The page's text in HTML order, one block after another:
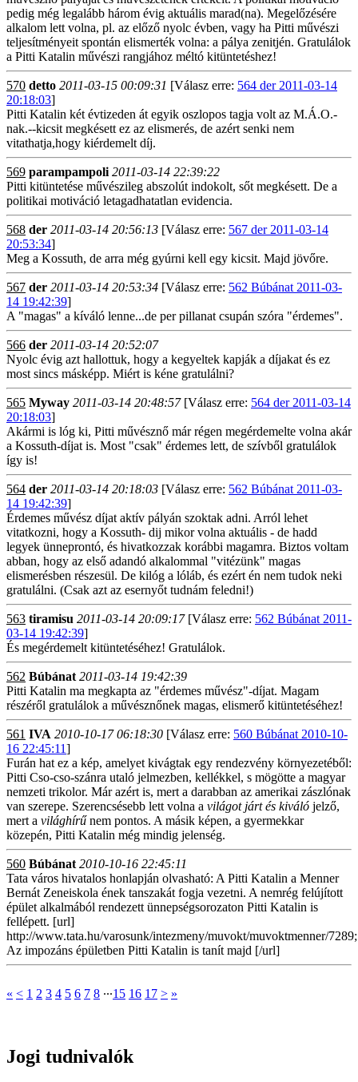
pedig még legalább három évig aktuális marad(na). Megelőzésére
alkalom lett volna, pl. az előző nyolc évben, vagy ha Pitti művészi
teljesítményeit spontán elismerték volna: a pálya zenitjén. Gratulálok
a Pitti Katalin művészi rangjához méltó kitüntetéshez!
570 detto 2011-03-15 00:09:31 [Válasz erre: 564 der 2011-03-14
20:18:03]
Pitti Katalin két évtizeden át egyik oszlopos tagja volt az M.Á.O.-
nak.--kicsit megkésett ez az elismerés, de azért senki nem
vitathatja,hogy kiérdemelt díj.
569 parampampoli 2011-03-14 22:39:22
Pitti kitüntetése művészileg abszolút indokolt, sőt megkésett. De a
politikai motiváció letagadhatatlan evidencia.
568 der 2011-03-14 20:56:13 [Válasz erre: 567 der 2011-03-14
20:53:34]
Meg a Kossuth, de arra még gyúrni kell egy kicsit. Majd jövőre.
567 der 2011-03-14 20:53:34 [Válasz erre: 562 Búbánat 2011-03-
14 19:42:39]
A "magas" a kíváló lenne...de per pillanat csupán szóra "érdemes".
566 der 2011-03-14 20:52:07
Nyolc évig azt hallottuk, hogy a kegyeltek kapják a díjakat és ez
most sincs másképp. Miért is kéne gratulálni?
565 Myway 2011-03-14 20:48:57[Válasz erre: 564 der 2011-03-14
20:18:03]
Akármi is lóg ki, Pitti művésznő már régen megérdemelte volna akár
a Kossuth-díjat is. Most "csak" érdemes lett, de szívből gratulálok
így is!
564 der 2011-03-14 20:18:03 [Válasz erre: 562 Búbánat 2011-03-
14 19:42:39]
Érdemes művész díjat aktív pályán szoktak adni. Arról lehet
vitatkozni, hogy a Kossuth- dij mikor volna aktuális - de hadd
legyek ünneprontó, és hivatkozzak korábbi magamra. Biztos voltam
abban, hogy az első adandó alkalommal "vitézünk" magas
elismerésben részesül. De kilóg a lóláb, és ezért én nem tudok neki
gratulálni. (Csak azt az esernyőt tudnám feledni!)
563 tiramisu 2011-03-14 20:09:17[Válasz erre: 562 Búbánat 2011-
03-14 19:42:39]
És megérdemelt kitüntetéséhez! Gratulálok.
562 Búbánat 2011-03-14 19:42:39
Pitti Katalin ma megkapta az "érdemes művész"-díjat. Magam
részéről gratulálok a művésznőnek magas, elismerő kitüntetéséhez!
561 IVA 2010-10-17 06:18:30 [Válasz erre: 560 Búbánat 2010-10-
16 22:45:11]
Furán hat ez a kép, amelyet kivágtak egy rendezvény környezetéből:
Pitti Cso-cso-szánra utaló jelmezben, kellékkel, s mögötte a magyar
nemzeti trikolor. Már azért is, mert a darabban az amerikai zászlónak
van szerepe. Szerencsésebb lett volna a világot járt és kiváló jelző,
mert a világhírűnem pontos. A másik képen, a gyermekkar
közepén, Pitti Katalin még mindig jelenség.
560 Búbánat 2010-10-16 22:45:11
Tata város hivatalos honlapján olvasható: A Pitti Katalin a Menner
Bernát Zeneiskola ének tanszakát fogja vezetni. A nemrég felújított
épület alkalmából rendezett ünnepségsorozaton Pitti Katalin is
fellépett. [url]
http://www.tata.hu/varosunk/intezmeny/muvokt/muvoktmenner/7289;
Az impozáns épületben Pitti Katalin is tanít majd [/url]
« < 1 2 3 4 5 6 7 8 ∙∙∙15 16 17 > »
Jogi tudnivalók